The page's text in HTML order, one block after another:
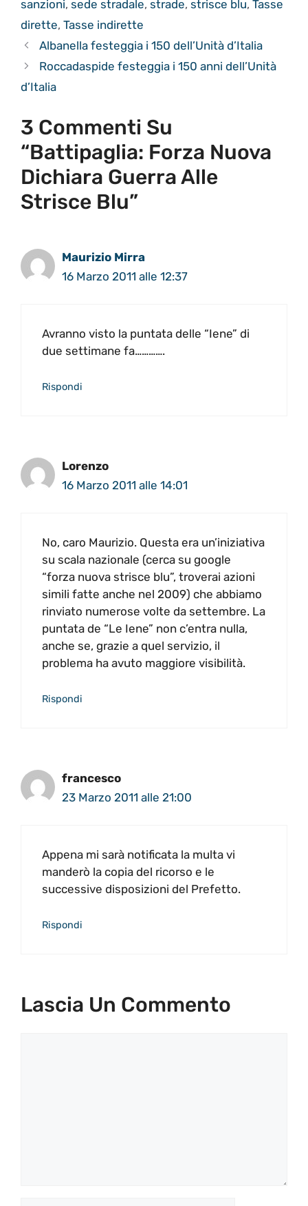
sanzioni, sede stradale, strade, strisce blu, Tasse
dirette, Tasse indirette
Albanella festeggia i 150 dell’Unità d’Italia
Roccadaspide festeggia i 150 anni dell’Unità
d’Italia
3 Commenti Su
“Battipaglia: Forza Nuova
Dichiara Guerra Alle
Strisce Blu”
Maurizio Mirra
16 Marzo 2011 alle 12:37
Avranno visto la puntata delle “Iene” di
due settimane fa………….
Rispondi
Lorenzo
16 Marzo 2011 alle 14:01
No, caro Maurizio. Questa era un’iniziativa
su scala nazionale (cerca su google
“forza nuova strisce blu”, troverai azioni
simili fatte anche nel 2009) che abbiamo
rinviato numerose volte da settembre. La
puntata de “Le Iene” non c’entra nulla,
anche se, grazie a quel servizio, il
problema ha avuto maggiore visibilità.
Rispondi
francesco
23 Marzo 2011 alle 21:00
Appena mi sarà notificata la multa vi
manderò la copia del ricorso e le
successive disposizioni del Prefetto.
Rispondi
Lascia Un Commento